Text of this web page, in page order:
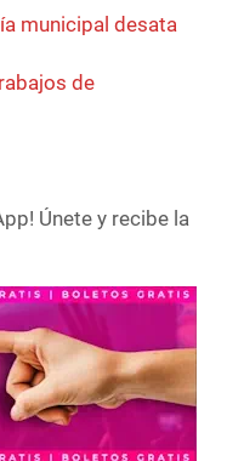
municipal desata
de
Únete y recibe la